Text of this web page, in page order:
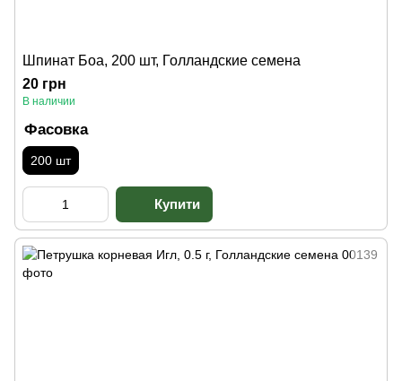
Шпинат Боа, 200 шт, Голландские семена
20 грн
В наличии
Фасовка
200 шт